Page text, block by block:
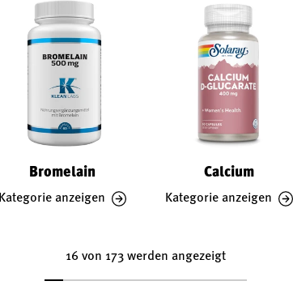
Bromelain
Kategorie anzeigen
Calcium
Kategorie anzeigen
16 von 173 werden angezeigt